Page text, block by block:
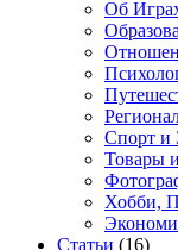
Об
Спорт
Товары
Хобби,
Статьи (16)